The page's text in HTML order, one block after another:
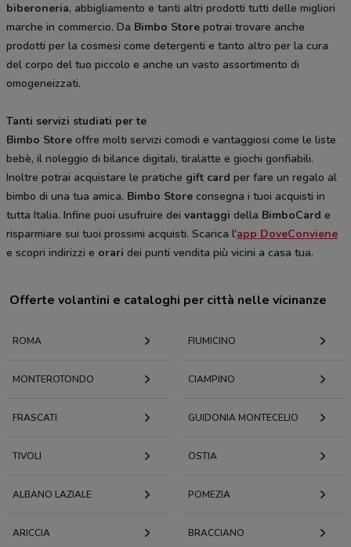
biberoneria, abbigliamento e tanti altri prodotti tutti delle migliori
marche in commercio. Da Bimbo Store potrai trovare anche
prodotti per la cosmesi come detergenti e tanto altro per la cura
del corpo del tuo piccolo e anche un vasto assortimento di
omogeneizzati.
Tanti servizi studiati per te
Bimbo Store offre molti servizi comodi e vantaggiosi come le liste
bebè, il noleggio di bilance digitali, tiralatte e giochi gonfiabili.
Inoltre potrai acquistare le pratiche gift card per fare un regalo al
bimbo di una tua amica. Bimbo Store consegna i tuoi acquisti in
tutta Italia. Infine puoi usufruire dei vantaggi della BimboCard e
risparmiare sui tuoi prossimi acquisti. Scarica l’app DoveConviene
e scopri indirizzi e orari dei punti vendita più vicini a casa tua.
Offerte volantini e cataloghi per città nelle vicinanze
ROMA FIUMICINO
MONTEROTONDO CIAMPINO
FRASCATI GUIDONIA MONTECELIO
TIVOLI OSTIA
ALBANO LAZIALE POMEZIA
ARICCIA BRACCIANO